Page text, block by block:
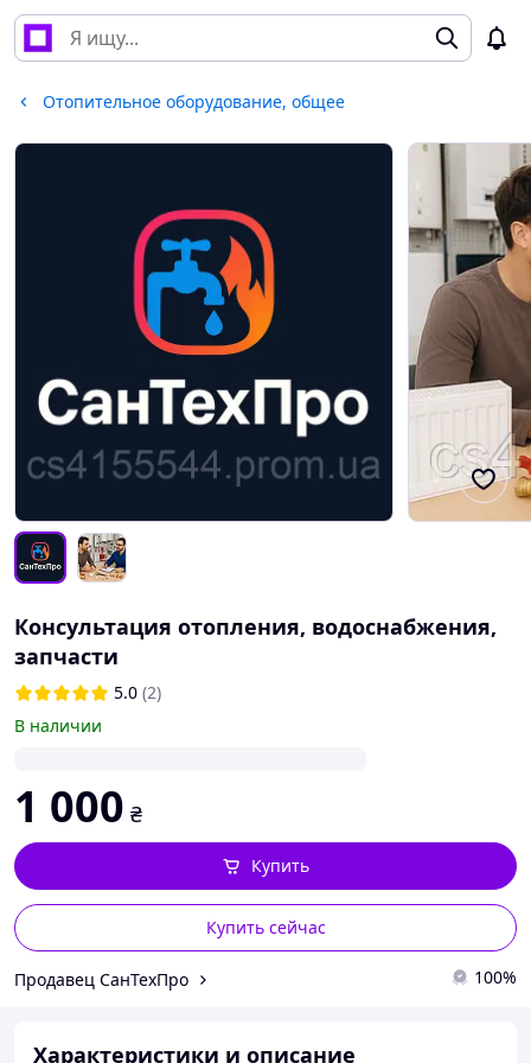
Отопительное оборудование, общее
Консультация отопления, водоснабжения,
запчасти
5.0 (2)
В наличии
1 000 ₴
Купить сейчас
Купить
Продавец СанТехПро 100%
Характеристики и описание